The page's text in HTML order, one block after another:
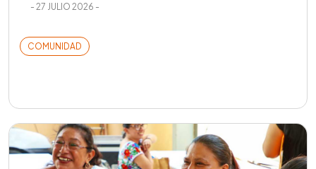
- 27 JULIO 2026 -
COMUNIDAD